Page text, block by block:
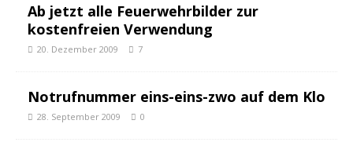
Ab jetzt alle Feuerwehrbilder zur
kostenfreien Verwendung
20. Dezember 2009 7
Notrufnummer eins-eins-zwo auf dem Klo
28. September 2009 0